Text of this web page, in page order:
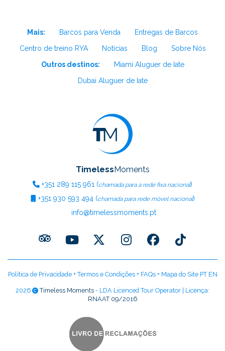
Mais: Barcos para Venda
Entregas de Barcos
Centro de treino RYA
Notícias Blog
Sobre Nós
Outros destinos:
Miami Aluguer de Iate
Dubai Aluguer de Iate
TimelessMoments
+351 289 115 961 (chamada para a rede fixa nacional)
+351 930 593 494(chamada para rede móvel nacional)
info@timelessmoments.pt
Política de Privacidade+Termos e Condições+ FAQs+ Mapa do Site PT EN
2026 Timeless Moments - LDA Licenced Tour Operator | Licença:
RNAAT 09/2016